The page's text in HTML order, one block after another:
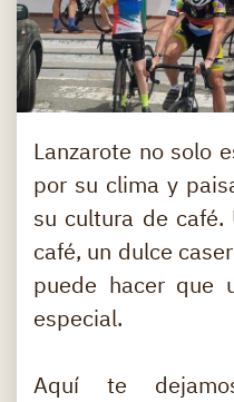
Lanzarote no solo
por su clima y
su cultura de café.
café, un dulce
puede hacer que
especial.
Aquí te